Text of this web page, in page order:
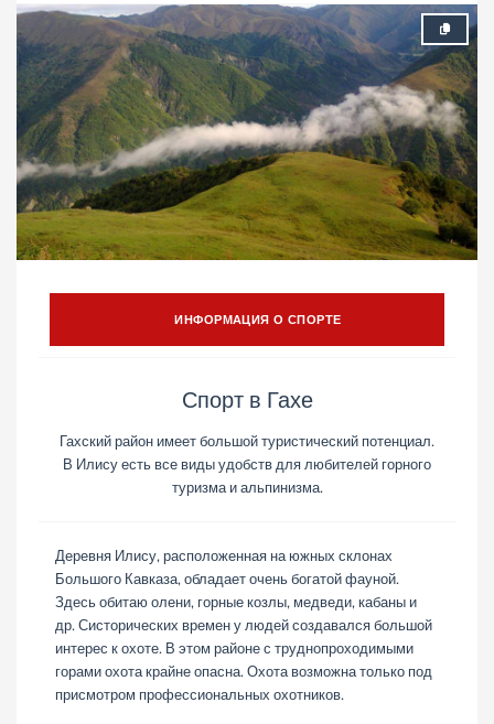
ИНФОРМАЦИЯ О СПОРТЕ
Спорт в Гахе
Гахский район имеет большой туристический потенциал.
В Илису есть все виды удобств для любителей горного
туризма и альпинизма.
Деревня Илису, расположенная на южных склонах
Большого Кавказа, обладает очень богатой фауной.
Здесь обитаю олени, горные козлы, медведи, кабаны и
др. Систорических времен у людей создавался большой
интерес к охоте. В этом районе с труднопроходимыми
горами охота крайне опасна. Охота возможна только под
присмотром профессиональных охотников.